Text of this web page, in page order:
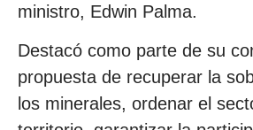
ministro, Edwin Palma.
Destacó como parte de su
propuesta de recuperar la
los minerales, ordenar el